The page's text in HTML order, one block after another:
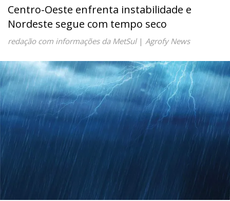
Centro-Oeste enfrenta instabilidade e
Nordeste segue com tempo seco
redação com informações da MetSul| Agrofy News